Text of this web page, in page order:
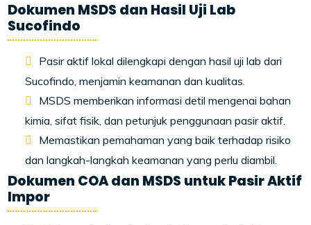
Dokumen MSDS dan Hasil Uji Lab
Sucofindo
Pasir aktif lokal dilengkapi dengan hasil uji lab dari
Sucofindo, menjamin keamanan dan kualitas.
MSDS memberikan informasi detil mengenai bahan
kimia, sifat fisik, dan petunjuk penggunaan pasir aktif.
Memastikan pemahaman yang baik terhadap risiko
dan langkah-langkah keamanan yang perlu diambil.
Dokumen COA dan MSDS untuk Pasir Aktif
Impor